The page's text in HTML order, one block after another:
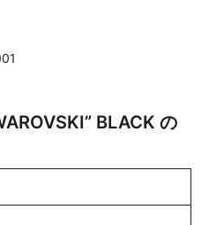
BLACK の